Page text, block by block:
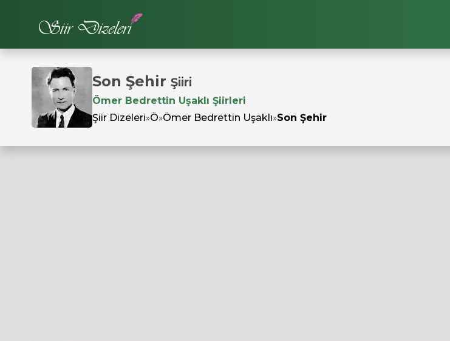
Son Şehir Şiiri
Ömer Bedrettin Uşaklı Şiirleri
Şiir Dizeleri»Ö»Ömer Bedrettin Uşaklı»Son Şehir